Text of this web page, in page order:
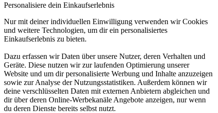
Personalisiere dein Einkaufserlebnis
Nur mit deiner individuellen Einwilligung verwenden wir Cookies
und weitere Technologien, um dir ein personalisiertes
Einkaufserlebnis zu bieten.
Dazu erfassen wir Daten über unsere Nutzer, deren Verhalten und
Geräte. Diese nutzen wir zur laufenden Optimierung unserer
Website und um dir personalisierte Werbung und Inhalte anzuzeigen
sowie zur Analyse der Nutzungsstatistiken. Außerdem können wir
deine verschlüsselten Daten mit externen Anbietern abgleichen und
dir über deren Online-Werbekanäle Angebote anzeigen, nur wenn
du deren Dienste bereits selbst nutzt.